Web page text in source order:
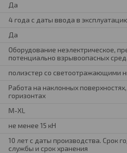
Да
4 года с даты ввода в
Да
Оборудование неэлектрическое,
потенциально взрывоопасных
полиэстер со светоотражающими
Работа на наклонных
горизонтах
M-XL
не менее 15 кН
10 лет с даты производства. Срок
службы и срок хранения